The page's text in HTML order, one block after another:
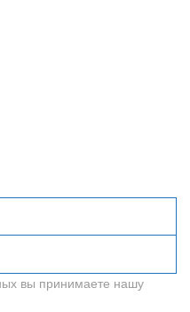
вы принимаете нашу